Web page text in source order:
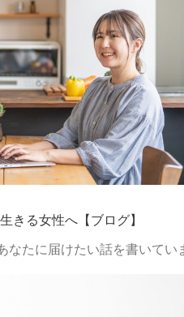
きる女性へ【ブログ】
なたに届けたい話を書いてい